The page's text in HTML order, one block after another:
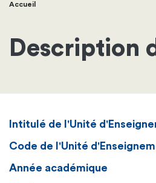
Fil
d'Ariane
Accueil
Description
Intitulé de l'Unité
Code de l'Unité
Année académique